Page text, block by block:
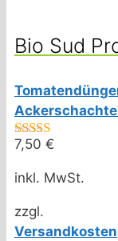
Bio Sud
4.75von 5
7,50 €
inkl. MwSt.
zzgl.
Versandkosten